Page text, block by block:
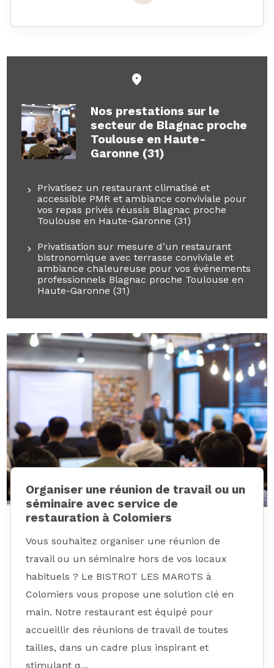
Nos prestations sur le
secteur de Blagnac proche
Toulouse en Haute-
Garonne (31)
Privatisez un restaurant climatisé et
accessible PMR et ambiance conviviale pour
vos repas privés réussis Blagnac proche
Toulouse en Haute-Garonne (31)
Privatisation sur mesure d’un restaurant
bistronomique avec terrasse conviviale et
ambiance chaleureuse pour vos événements
professionnels Blagnac proche Toulouse en
Haute-Garonne (31)
Organiser une réunion de travail ou un
séminaire avec service de
restauration à Colomiers
Vous souhaitez organiser une réunion de
travail ou un séminaire hors de vos locaux
habituels ? Le BISTROT LES MAROTS à
Colomiers vous propose une solution clé en
main. Notre restaurant est équipé pour
accueillir des réunions de travail de toutes
tailles, dans un cadre plus inspirant et
stimulant q...